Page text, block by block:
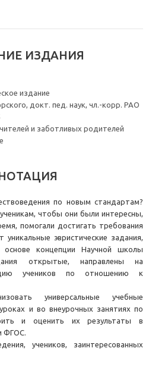
ИЗДАНИЯ
издание
докт. пед. наук, чл.-корр. РАО
и заботливых родителей
по новым стандартам?
чтобы они были интересны,
помогали достигать требования
эвристические задания,
концепции Научной школы
открытые, направлены на
учеников по отношению к
универсальные учебные
и во внеурочных занятиях по
и оценить их результаты в
ФГОС.
учеников, заинтересованных